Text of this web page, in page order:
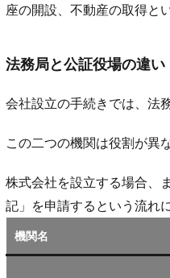
座の開設、不動産の取得と
法務局と公証役場の違い
会社設立の手続きでは、法
この二つの機関は役割が異
株式会社を設立する場合、
記」を申請するという流れ
機関名